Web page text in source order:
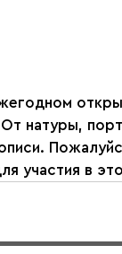
натуры,
участия в